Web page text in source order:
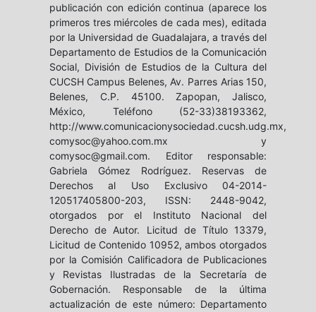
publicación con edición continua (aparece los
primeros tres miércoles de cada mes), editada
por la Universidad de Guadalajara, a través del
Departamento de Estudios de la Comunicación
Social, División de Estudios de la Cultura del
CUCSH Campus Belenes, Av. Parres Arias 150,
Belenes, C.P. 45100. Zapopan, Jalisco,
México, Teléfono (52-33)38193362,
http://www.comunicacionysociedad.cucsh.udg.mx,
comysoc@yahoo.com.mx y
comysoc@gmail.com. Editor responsable:
Gabriela Gómez Rodríguez. Reservas de
Derechos al Uso Exclusivo 04-2014-
120517405800-203, ISSN: 2448-9042,
otorgados por el Instituto Nacional del
Derecho de Autor. Licitud de Título 13379,
Licitud de Contenido 10952, ambos otorgados
por la Comisión Calificadora de Publicaciones
y Revistas Ilustradas de la Secretaría de
Gobernación. Responsable de la última
actualización de este número: Departamento